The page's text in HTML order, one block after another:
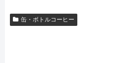
缶・ボトルコーヒー